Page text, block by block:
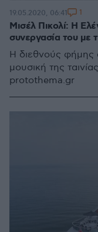
Μισέλ Πικολί: Η
συνεργασία του
Η διεθνούς φήμης
μουσική της
protothema.gr
19.05.2020, 06:41 1